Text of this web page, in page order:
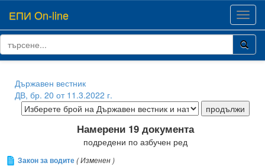
ЕПИ On-line
Държавен вестник
ДВ, бр. 20 от 11.3.2022 г.
Намерени 19 документа
подредени по азбучен ред
Закон за водите( Изменен )